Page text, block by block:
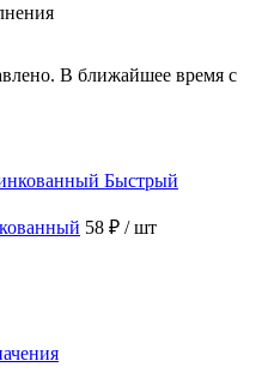
В ближайшее время с
Быстрый
58 ₽ / шт